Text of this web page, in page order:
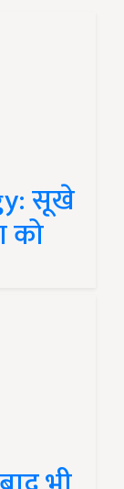
सूखे
को